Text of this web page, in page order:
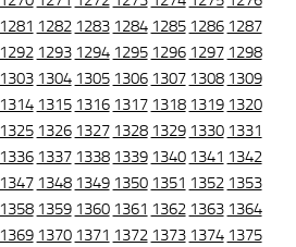
1281 1282 1283 1284 1285 1286 1287
1292 1293 1294 1295 1296 1297 1298
1303 1304 1305 1306 1307 1308 1309
1314 1315 1316 1317 1318 1319 1320
1325 1326 1327 1328 1329 1330 1331
1336 1337 1338 1339 1340 1341 1342
1347 1348 1349 1350 1351 1352 1353
1358 1359 1360 1361 1362 1363 1364
1369 1370 1371 1372 1373 1374 1375